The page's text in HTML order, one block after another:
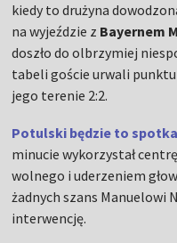
kiedy to drużyna
na wyjeździe z Bayernem
doszło do olbrzymiej
tabeli goście urwali
jego terenie 2:2.
Potulski będzie to
minucie wykorzystał
wolnego i uderzeniem
żadnych szans Manuelowi
interwencję.